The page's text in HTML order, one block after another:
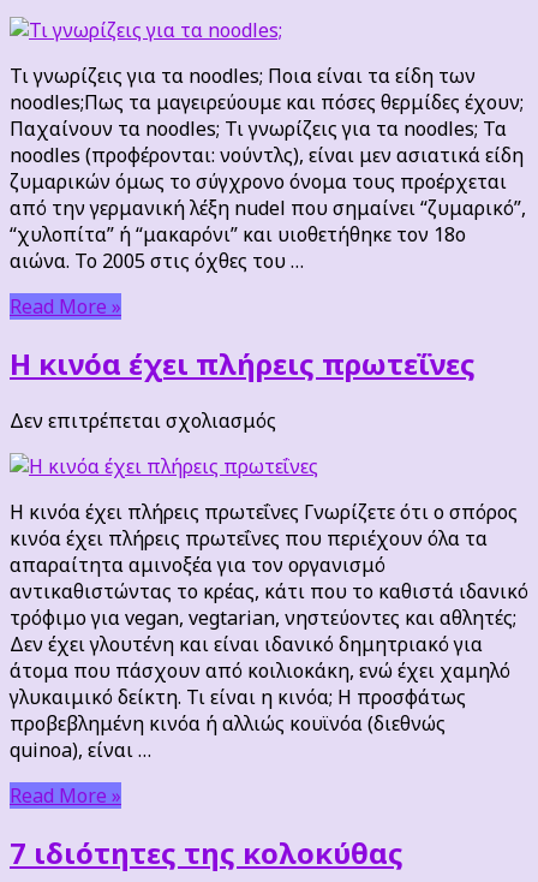
γνωρίζεις
για
τα
noodles;
Τι γνωρίζεις για τα noodles; Ποια είναι τα είδη των
noodles;Πως τα μαγειρεύουμε και πόσες θερμίδες έχουν;
Παχαίνουν τα noodles; Τι γνωρίζεις για τα noodles; Τα
noodles (προφέρονται: νούντλς), είναι μεν ασιατικά είδη
ζυμαρικών όμως το σύγχρονο όνομα τους προέρχεται
από την γερμανική λέξη nudel που σημαίνει “ζυμαρικό”,
“χυλοπίτα” ή “μακαρόνι” και υιοθετήθηκε τον 18ο
αιώνα. Το 2005 στις όχθες του …
Read More »
Η κινόα έχει πλήρεις πρωτεΐνες
Δεν επιτρέπεται σχολιασμός
κινόα
έχει
πλήρεις
πρωτεΐνες
Η κινόα έχει πλήρεις πρωτεΐνες Γνωρίζετε ότι ο σπόρος
κινόα έχει πλήρεις πρωτεΐνες που περιέχουν όλα τα
απαραίτητα αμινοξέα για τον οργανισμό
αντικαθιστώντας το κρέας, κάτι που το καθιστά ιδανικό
τρόφιμο για vegan, vegtarian, νηστεύοντες και αθλητές;
Δεν έχει γλουτένη και είναι ιδανικό δημητριακό για
άτομα που πάσχουν από κοιλιοκάκη, ενώ έχει χαμηλό
γλυκαιμικό δείκτη. Τι είναι η κινόα; Η προσφάτως
προβεβλημένη κινόα ή αλλιώς κουϊνόα (διεθνώς
quinoa), είναι …
Read More »
7 ιδιότητες της κολοκύθας